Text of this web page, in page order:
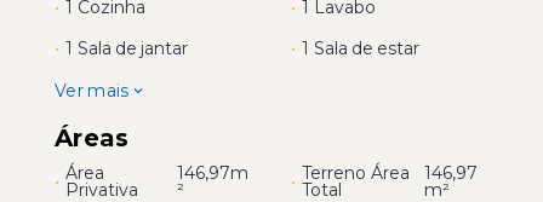
• 1 Cozinha • 1 Lavabo
• 1 Sala de jantar • 1 Sala de estar
Ver mais
Áreas
• Área
Privativa
146,97m
² • Terreno Área
Total
146,97
m²